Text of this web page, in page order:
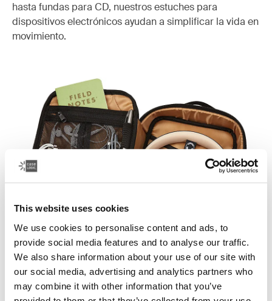
This website uses cookies
We use cookies to personalise content and ads, to
provide social media features and to analyse our traffic.
We also share information about your use of our site with
our social media, advertising and analytics partners who
may combine it with other information that you’ve
hasta fundas para CD, nuestros estuches para
dispositivos electrónicos ayudan a simplificar la vida en
movimiento.
Todo tiene un lugar
Almacena y protege fácilmente los accesorios de tu